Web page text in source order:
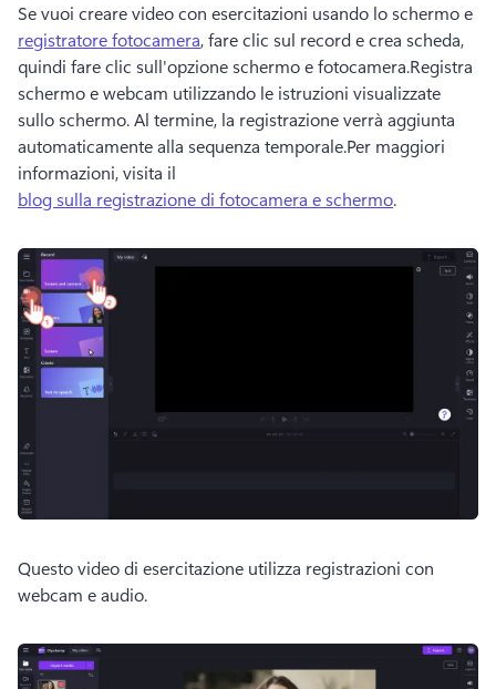
Se vuoi creare video con esercitazioni usando lo schermo e
registratore fotocamera, fare clic sul record e crea scheda,
quindi fare clic sull'opzione schermo e fotocamera.Registra
schermo e webcam utilizzando le istruzioni visualizzate
sullo schermo. Al termine, la registrazione verrà aggiunta
automaticamente alla sequenza temporale.Per maggiori
informazioni, visita il
blog sulla registrazione di fotocamera e schermo.
Questo video di esercitazione utilizza registrazioni con
webcam e audio.